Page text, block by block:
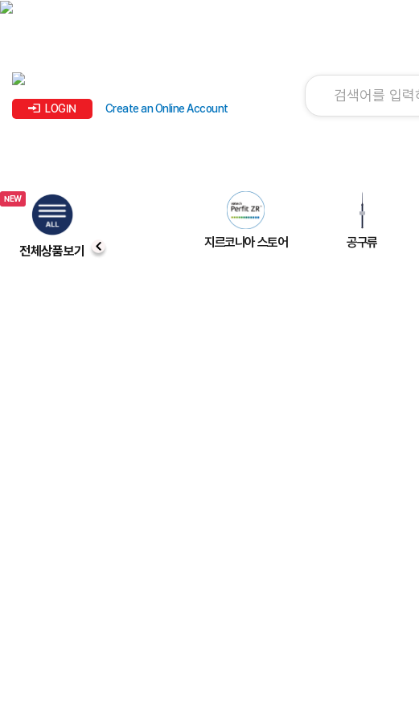
LOGIN Create an Online Account
전체상품보기
지르코니아 스토어 공구류